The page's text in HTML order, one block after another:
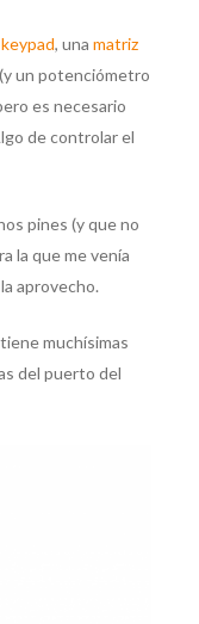
keypad, una matriz
(y un potenciómetro
es necesario
de controlar el
pines (y que no
la que me venía
aprovecho.
muchísimas
del puerto del